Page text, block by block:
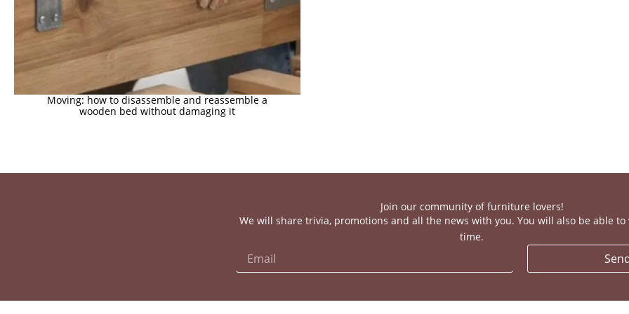
Moving: how to disassemble and reassemble a
wooden bed without damaging it
Join our community of furniture lovers!
We will share trivia, promotions and all the news with you. You will also be able
time.